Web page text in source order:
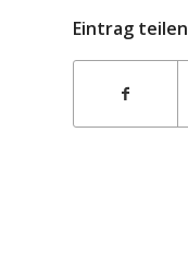
Eintrag teilen